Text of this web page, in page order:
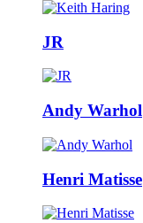
JR
Andy Warhol
Henri Matisse